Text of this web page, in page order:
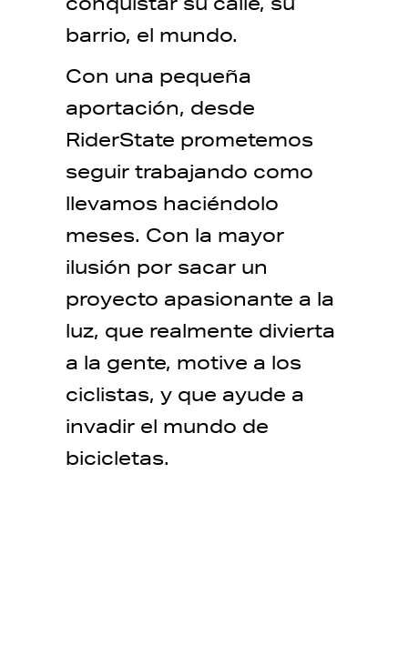
barrio, el mundo.
Con una pequeña
aportación, desde
RiderState prometemos
seguir trabajando como
llevamos haciéndolo
meses. Con la mayor
ilusión por sacar un
proyecto apasionante a la
luz, que realmente divierta
a la gente, motive a los
ciclistas, y que ayude a
invadir el mundo de
bicicletas.